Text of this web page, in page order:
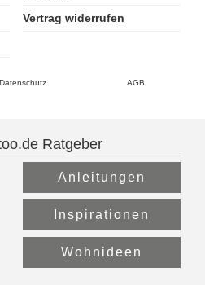
Vertrag widerrufen
Datenschutz AGB
Ratgeber
Anleitungen
Inspirationen
Wohnideen